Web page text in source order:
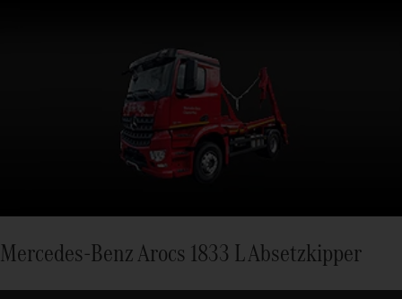
Mercedes-Benz Arocs 1833 L Absetzkipper